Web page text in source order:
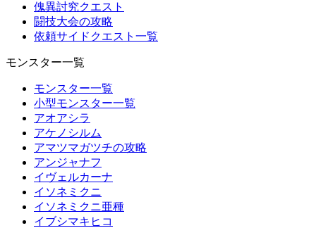
傀異討究クエスト
闘技大会の攻略
依頼サイドクエスト一覧
モンスター一覧
モンスター一覧
小型モンスター一覧
アオアシラ
アケノシルム
アマツマガツチの攻略
アンジャナフ
イヴェルカーナ
イソネミクニ
イソネミクニ亜種
イブシマキヒコ